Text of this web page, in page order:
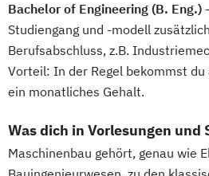
Bachelor of Engineering (B. Eng.)
Studiengang und -modell
Berufsabschluss, z.B.
Vorteil: In der Regel bekommst
ein monatliches Gehalt.
Was dich in Vorlesungen
Maschinenbau gehört, genau wie